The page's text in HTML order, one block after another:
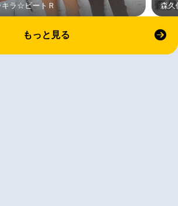
キラ☆ビートＲ 森久
もっと見る